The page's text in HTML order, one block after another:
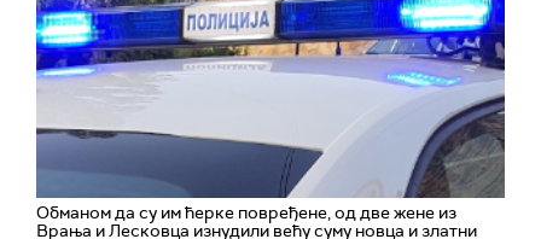
Обманом да су им ћерке повређене, од две жене из
Врања и Лесковца изнудили већу суму новца и златни